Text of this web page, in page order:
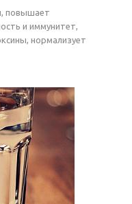
повышает
и иммунитет,
нормализует